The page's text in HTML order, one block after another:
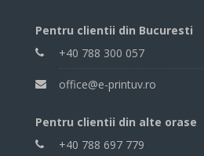
Pentru clientii din Bucuresti
+40 788 300 057
office@e-printuv.ro
Pentru clientii din alte orase
+40 788 697 779